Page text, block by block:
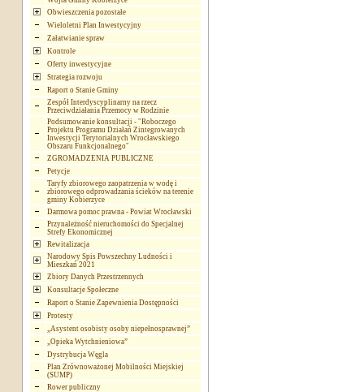
Obwieszczenia pozostałe
Wieloletni Plan Inwestycyjny
Załatwianie spraw
Kontrole
Oferty inwestycyjne
Strategia rozwoju
Raport o Stanie Gminy
Zespół Interdyscyplinarny na rzecz
Przeciwdziałania Przemocy w Rodzinie
Podsumowanie konsultacji - "Roboczego
Projektu Programu Działań Zintegrowanych
Inwestycji Terytorialnych Wrocławskiego
Obszaru Funkcjonalnego"
ZGROMADZENIA PUBLICZNE
Petycje
Taryfy zbiorowego zaopatrzenia w wodę i
zbiorowego odprowadzania ścieków na terenie
gminy Kobierzyce
Darmowa pomoc prawna - Powiat Wrocławski
Przynależność nieruchomości do Specjalnej
Strefy Ekonomicznej
Rewitalizacja
Narodowy Spis Powszechny Ludności i
Mieszkań 2021
Zbiory Danych Przestrzennych
Konsultacje Społeczne
Raport o Stanie Zapewnienia Dostępności
Protesty
„Asystent osobisty osoby niepełnosprawnej”
„Opieka Wytchnieniowa”
Dystrybucja Węgla
Plan Zrównoważonej Mobilności Miejskiej
(SUMP)
Rower publiczny